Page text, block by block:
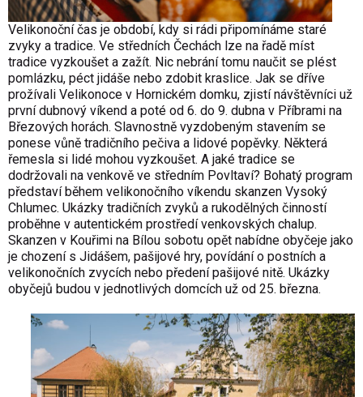
Velikonoční čas je období, kdy si rádi připomínáme staré
zvyky a tradice. Ve středních Čechách lze na řadě míst
tradice vyzkoušet a zažít. Nic nebrání tomu naučit se plést
pomlázku, péct jidáše nebo zdobit kraslice. Jak se dříve
prožívali Velikonoce v Hornickém domku, zjistí návštěvníci už
první dubnový víkend a poté od 6. do 9. dubna v Příbrami na
Březových horách. Slavnostně vyzdobeným stavením se
ponese vůně tradičního pečiva a lidové popěvky. Některá
řemesla si lidé mohou vyzkoušet. A jaké tradice se
dodržovali na venkově ve středním Povltaví? Bohatý program
představí během velikonočního víkendu skanzen Vysoký
Chlumec. Ukázky tradičních zvyků a rukodělných činností
proběhne v autentickém prostředí venkovských chalup.
Skanzen v Kouřimi na Bílou sobotu opět nabídne obyčeje jako
je chození s Jidášem, pašijové hry, povídání o postních a
velikonočních zvycích nebo předení pašijové nitě. Ukázky
obyčejů budou v jednotlivých domcích už od 25. března.